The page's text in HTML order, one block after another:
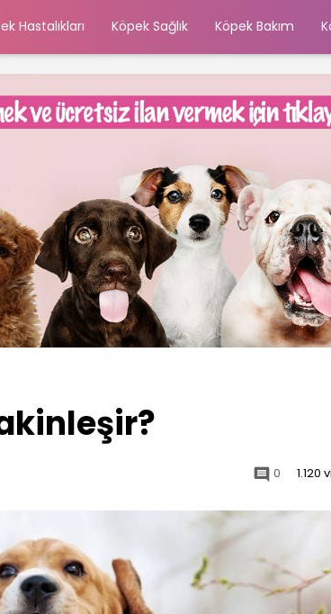
Hastalıkları Köpek Sağlık Köpek Bakım
 0 1.120